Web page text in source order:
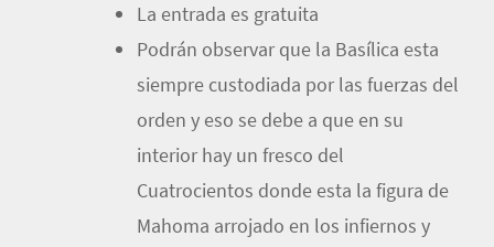
La entrada es gratuita
Podrán observar que la Basílica esta
siempre custodiada por las fuerzas del
orden y eso se debe a que en su
interior hay un fresco del
Cuatrocientos donde esta la figura de
Mahoma arrojado en los infiernos y